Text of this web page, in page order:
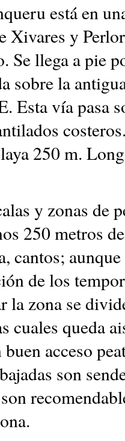
está en
Xivares y
Se llega a pie
sobre la
Esta vía pasa
250 m.
y zonas de
250 metros
cantos;
de los
la zona se
cuales queda
acceso
son